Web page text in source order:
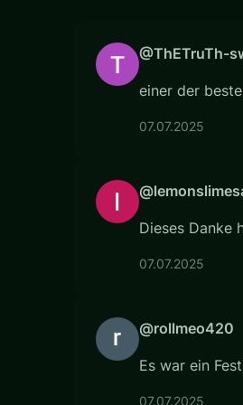
@ThETruTh-
einer der
07.07.2025
Dieses Danke
07.07.2025
@rollmeo420
Es war ein
07.07.2025